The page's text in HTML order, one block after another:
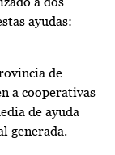
ayudas:
de
a cooperativas
de ayuda
generada.